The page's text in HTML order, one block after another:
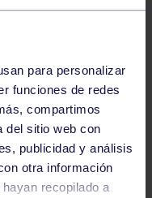
para personalizar
funciones de redes
compartimos
del sitio web con
publicidad y análisis
otra información
recopilado a
BOXEO
5 6